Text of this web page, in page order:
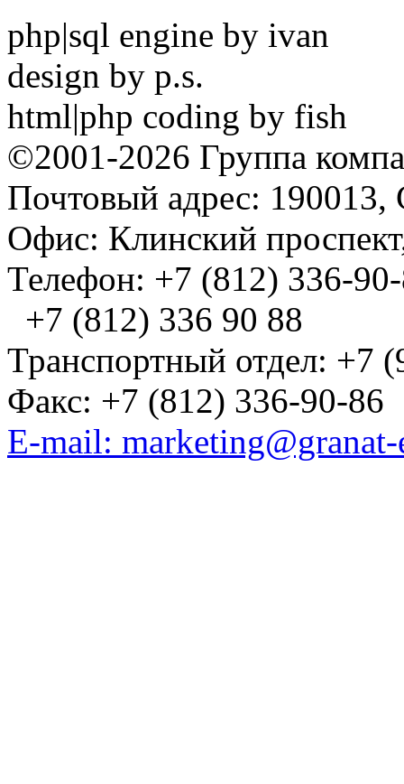
php|sql engine by ivan
design by p.s.
html|php coding by fish
©2001-2026 Группа
Почтовый адрес: 190013,
Офис: Клинский
Телефон: +7 (812) 336-
+7 (812) 336 90 88
Транспортный отдел: +7
Факс: +7 (812) 336-90-86
E-mail: